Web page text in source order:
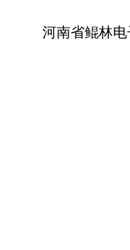
河南省鲲林